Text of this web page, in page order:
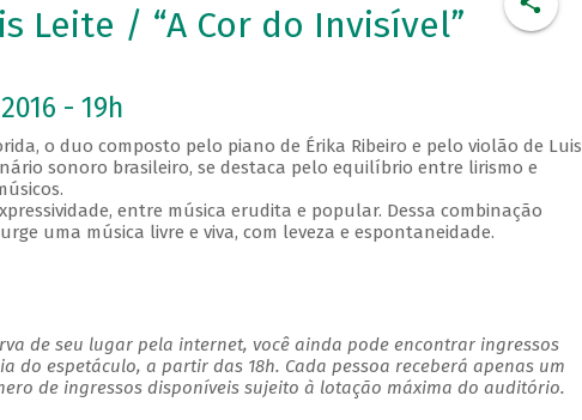
Leite / “A Cor do Invisível”
- 19h
o duo composto pelo piano de Érika Ribeiro e pelo violão de Luis
sonoro brasileiro, se destaca pelo equilíbrio entre lirismo e
entre música erudita e popular. Dessa combinação
uma música livre e viva, com leveza e espontaneidade.
de seu lugar pela internet, você ainda pode encontrar ingressos
do espetáculo, a partir das 18h. Cada pessoa receberá apenas um
de ingressos disponíveis sujeito à lotação máxima do auditório.